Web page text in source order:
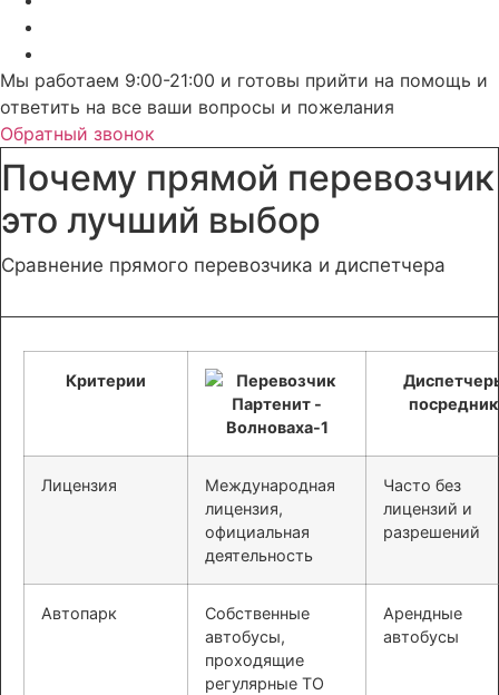
Мы работаем 9:00-21:00 и готовы прийти на помощь и
ответить на все ваши вопросы и пожелания
Обратный звонок
Почему прямой перевозчик
это лучший выбор
Сравнение прямого перевозчика и диспетчера
Критерии
Лицензия
Международная
лицензия,
официальная
деятельность
Часто без
лицензий и
разрешений
Автопарк
Собственные
автобусы,
проходящие
регулярные ТО
Арендные
автобусы